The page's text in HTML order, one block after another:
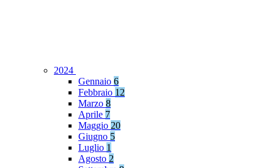
2024
Gennaio 6
Febbraio 12
Marzo 8
Aprile 7
Maggio 20
Giugno 5
Luglio 1
Agosto 2